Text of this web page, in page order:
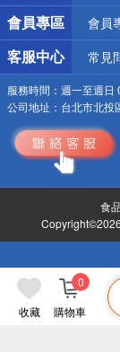
收藏 購物車
0
會員專區 會員
客服中心 常見
服務時間： 週一至週日
公司地址： 台北市北投
食